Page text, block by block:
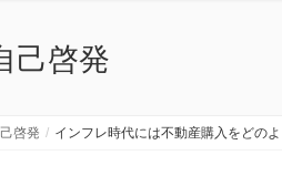
己啓発
啓発 インフレ時代には不動産購入をどの